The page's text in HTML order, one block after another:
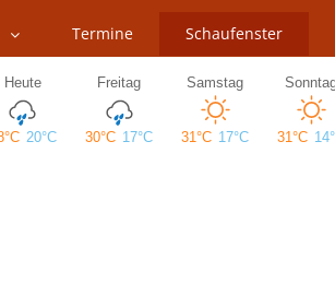
Termine Schaufenster